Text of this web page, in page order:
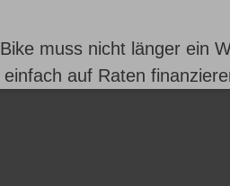
muss nicht länger ein
auf Raten